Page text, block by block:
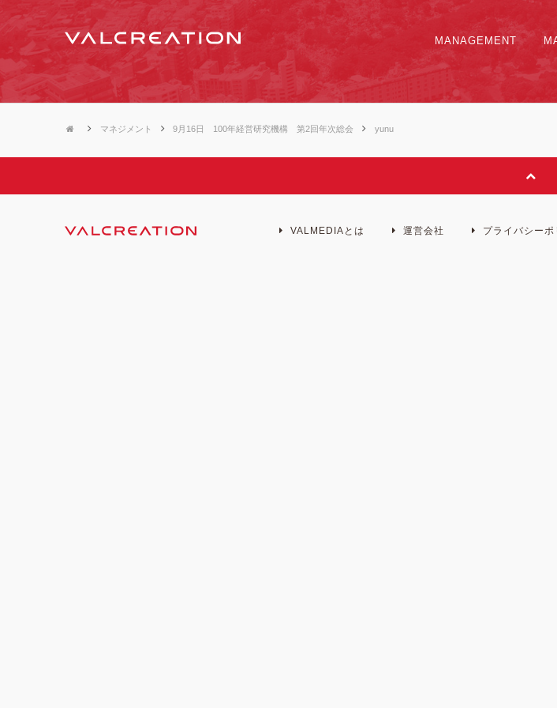
MANAGEMENT
マネジメント 9月16日 100年経営研究機構 第2回年次総会 yunu
VALMEDIAとは 運営会社 プライバシーポ